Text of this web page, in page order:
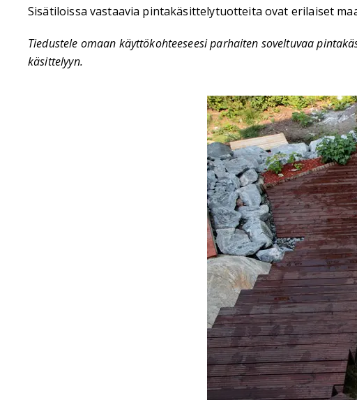
Sisätiloissa vastaavia pintakäsittelytuotteita ovat erilaiset
Tiedustele omaan käyttökohteeseesi parhaiten soveltuvaa
käsittelyyn.